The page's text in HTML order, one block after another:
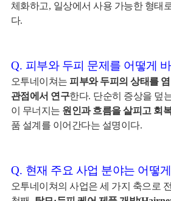
체화하고, 일상에서 사용 가능한 형태
다.
Q. 피부와 두피 문제를 어떻게
오투네이쳐는피부와 두피의 상태를
관점에서 연구한다. 단순히 증상을 덮
이 무너지는 원인과 흐름을 살피고 회
품 설계를 이어간다는 설명이다.
Q. 현재 주요 사업 분야는 어떻
오투네이쳐의 사업은 세 가지 축으로